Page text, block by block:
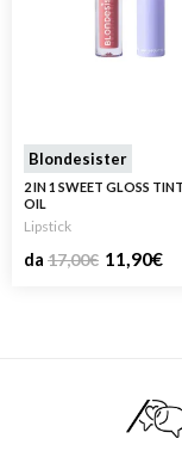
Blondesister
2 IN 1 SWEET GLOSS
OIL
Lipstick
da 17,00€ 11,90€